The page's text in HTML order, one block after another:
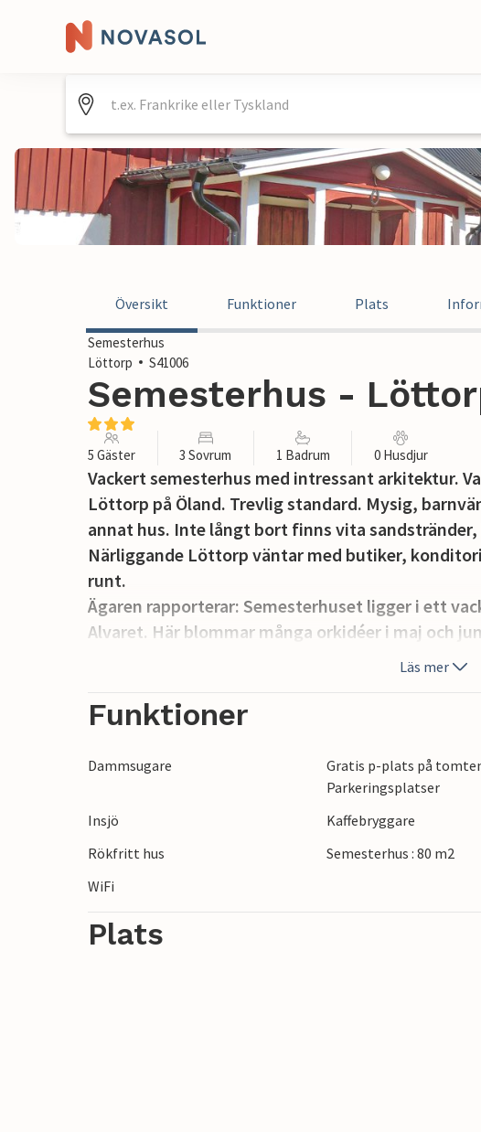
Översikt Funktioner Plats
Semesterhus
Löttorp
S41006
Semesterhus -
5 Gäster 3 Sovrum 1 Badrum 0 Husdjur
Vackert semesterhus med intressant arkitektur.
Löttorp på Öland. Trevlig standard. Mysig,
annat hus. Inte långt bort finns vita
Närliggande Löttorp väntar med butiker,
runt.
Ägaren rapporterar: Semesterhuset ligger i ett
Alvaret. Här blommar många orkidéer i maj och
finns även joggingspår att hitta. Det är inte långt
Läs mer
Funktioner
Dammsugare
Gratis p-plats på
Parkeringsplatser
Insjö Kaffebryggare
Rökfritt hus
Semesterhus : 80 m2
WiFi
Plats